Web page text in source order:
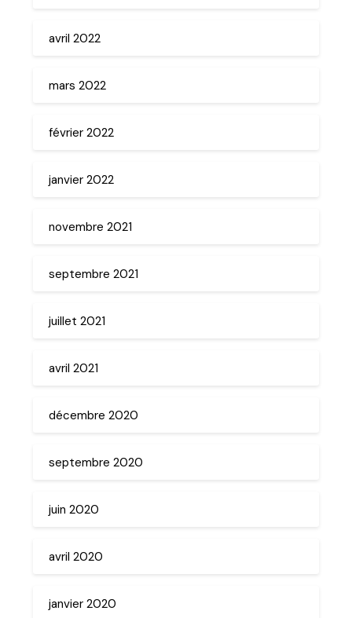
avril 2022
mars 2022
février 2022
janvier 2022
novembre 2021
septembre 2021
juillet 2021
avril 2021
décembre 2020
septembre 2020
juin 2020
avril 2020
janvier 2020